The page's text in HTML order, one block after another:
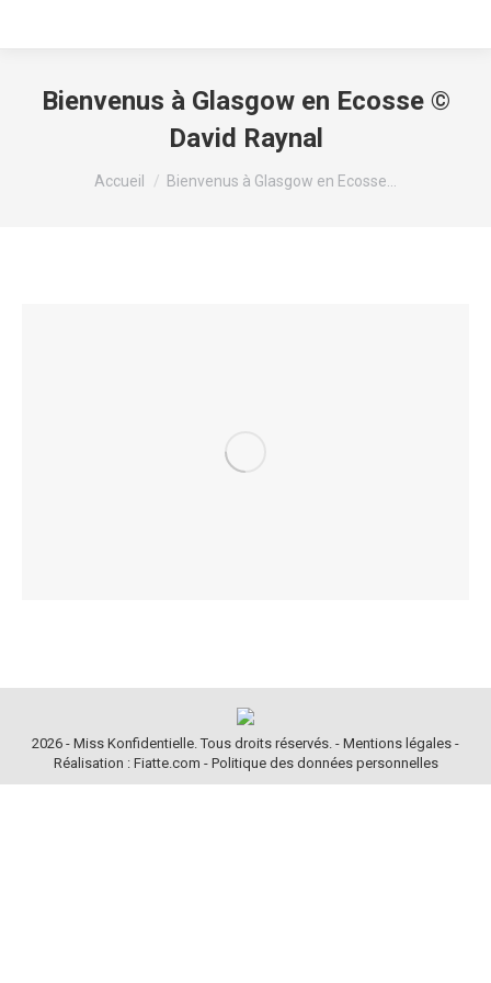
Bienvenus à Glasgow en Ecosse ©
David Raynal
Vous êtes ici :
Accueil Bienvenus à Glasgow en Ecosse…
2026 - Miss Konfidentielle. Tous droits réservés. - Mentions légales -
Réalisation : Fiatte.com - Politique des données personnelles